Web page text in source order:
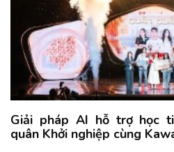
Giải pháp AI hỗ trợ học
quân Khởi nghiệp cùng